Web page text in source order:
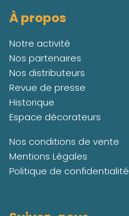
À propos
Notre activité
Nos partenaires
Nos distributeurs
Revue de presse
Historique
Espace décorateurs
Nos conditions de vente
Mentions Légales
Politique de confidentialité